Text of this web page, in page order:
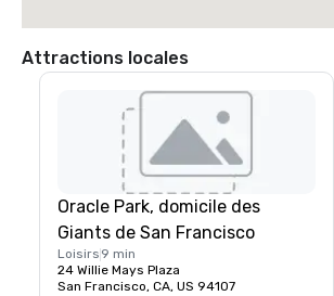
Attractions locales
Oracle Park, domicile des
Giants de San Francisco
Loisirs 9 min
24 Willie Mays Plaza
San Francisco, CA, US 94107